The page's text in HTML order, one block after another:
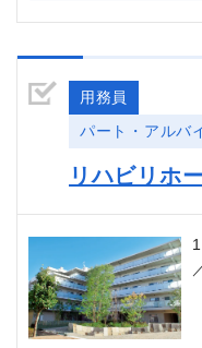
用務員
パート・アルバ
リハビリホ